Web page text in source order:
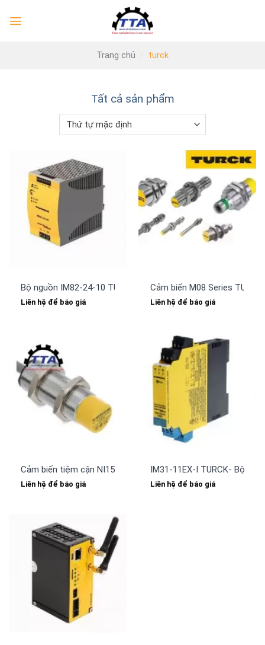
Trang chủ / turck
Tất cả sản phẩm
Bộ nguồn IM82-24-10 TURCK- IM Series Power Supply
Liên hệ để báo giá
Cảm biến M08 Series
Liên hệ để báo giá
Cảm biến tiệm cận NI15-S30-AZ3X/S100 TURCK
Liên hệ để báo giá
IM31-11EX-I TURCK- Bộ
Liên hệ để báo giá